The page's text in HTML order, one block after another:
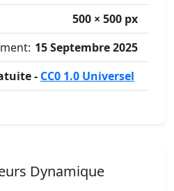
500 × 500 px
15 Septembre 2025
- CC0 1.0 Universel
Dynamique